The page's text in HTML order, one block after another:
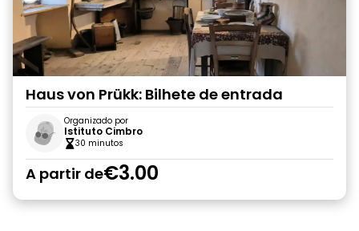
Haus von Prükk: Bilhete de entrada
Organizado por
Istituto Cimbro
30 minutos
A partir de€3.00